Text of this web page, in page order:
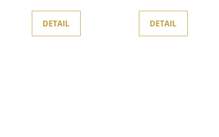
DETAIL DETAIL